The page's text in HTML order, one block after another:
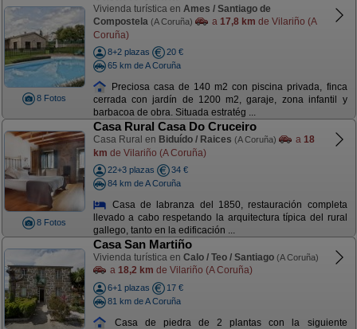
8 Fotos
Vivienda turística en Ames / Santiago de
Compostela (A Coruña) a 17,8 km de Vilariño (A
Coruña)
8+2 plazas
20 €
65 km de A Coruña
Preciosa casa de 140 m2 con piscina privada, finca
cerrada con jardín de 1200 m2, garaje, zona infantil y
barbacoa de obra. Situada estratég ...
8 Fotos
Casa Rural Casa Do Cruceiro
Casa Rural en Biduído / Raices (A Coruña) a 18
km de Vilariño (A Coruña)
22+3 plazas
34 €
84 km de A Coruña
Casa de labranza del 1850, restauración completa
llevado a cabo respetando la arquitectura típica del rural
gallego, tanto en la edificación ...
Casa San Martiño
Vivienda turística en Calo / Teo / Santiago (A Coruña)
a 18,2 km de Vilariño (A Coruña)
6+1 plazas
17 €
81 km de A Coruña
Casa de piedra de 2 plantas con la siguiente